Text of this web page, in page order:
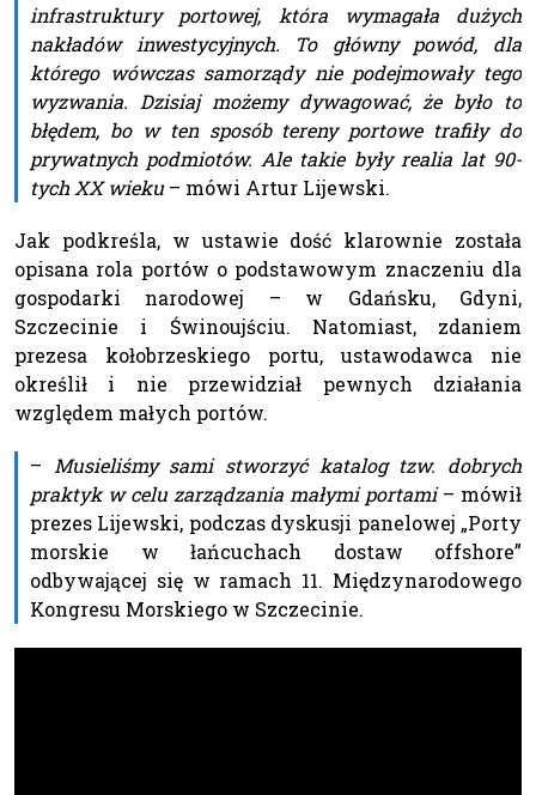
infrastruktury portowej, która wymagała dużych
nakładów inwestycyjnych. To główny powód, dla
którego wówczas samorządy nie podejmowały tego
wyzwania. Dzisiaj możemy dywagować, że było to
błędem, bo w ten sposób tereny portowe trafiły do
prywatnych podmiotów. Ale takie były realia lat 90-
tych XX wieku– mówi Artur Lijewski.
Jak podkreśla, w ustawie dość klarownie została
opisana rola portów o podstawowym znaczeniu dla
gospodarki narodowej – w Gdańsku, Gdyni,
Szczecinie i Świnoujściu. Natomiast, zdaniem
prezesa kołobrzeskiego portu, ustawodawca nie
określił i nie przewidział pewnych działania
względem małych portów.
–
Musieliśmy sami stworzyć katalog tzw. dobrych
praktyk w celu zarządzania małymi portami– mówił
prezes Lijewski, podczas dyskusji panelowej „Porty
morskie w łańcuchach dostaw offshore”
odbywającej się w ramach 11. Międzynarodowego
Kongresu Morskiego w Szczecinie.